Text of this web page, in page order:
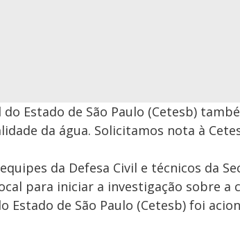
Estado de São Paulo (Cetesb)
da água. Solicitamos nota à
da Defesa Civil e técnicos da
para iniciar a investigação sobre a
Estado de São Paulo (Cetesb) foi